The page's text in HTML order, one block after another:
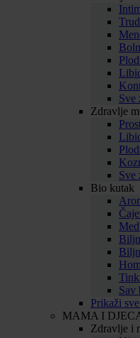
Sve
Zdravlje
Sve
Bio kutak
Sav
Prikaži
MAMA I
Zdravlje i